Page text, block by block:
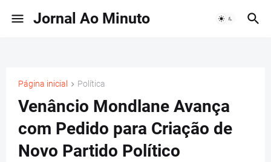
Jornal Ao Minuto
Página inicial Política
Venâncio Mondlane Avança
com Pedido para Criação de
Novo Partido Político